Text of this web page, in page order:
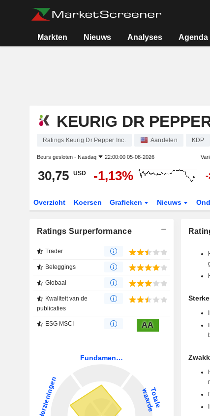
Markten Nieuws Analyses Agenda
KEURIG DR
Ratings Keurig Dr Pepper Inc. Aandelen KDP
Beurs gesloten - Nasdaq 22:00:00 05-08-2026
30,75 USD -1,13%
Overzicht Koersen Grafieken Nieuws
Ratings Surperformance
Trader
Beleggings
Globaal
Kwaliteit van de
publicaties
ESG MSCI AA